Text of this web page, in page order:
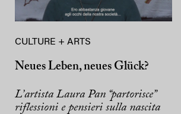
CULTURE + ARTS
Neues Leben, neues Glück?
L’artista Laura Pan “partorisce”
riflessioni e pensieri sulla nascita